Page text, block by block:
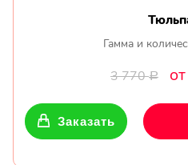
Гамма и
3 770Р
Заказать